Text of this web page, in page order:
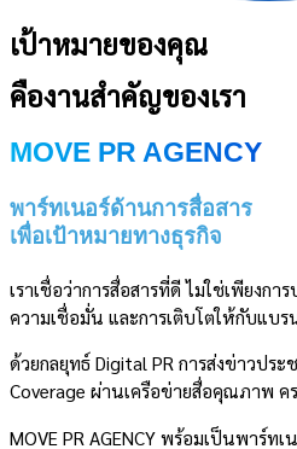
เป้าหมายของคุณ
คืองานสำคัญของเรา
MOVE PR AGENCY
พาร์ทเนอร์ด้านการสื่อสาร
เพื่อเป้าหมายทางธุรกิจ
เราเชื่อว่าการสื่อสารที่ดี ไม่ใช่เพียงกา
ความเชื่อมั่น และการเติบโตให้กับแบร
ด้วยกลยุทธ์ Digital PR การส่งข่าวปร
Coverage ผ่านเครือข่ายสื่อคุณภาพ ค
MOVE PR AGENCY พร้อมเป็นพาร์